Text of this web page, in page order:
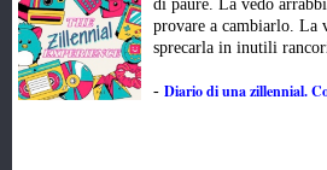
di paure. La vedo
provare a cambiarlo. La
sprecarla in inutili
- Diario di una zillennial.